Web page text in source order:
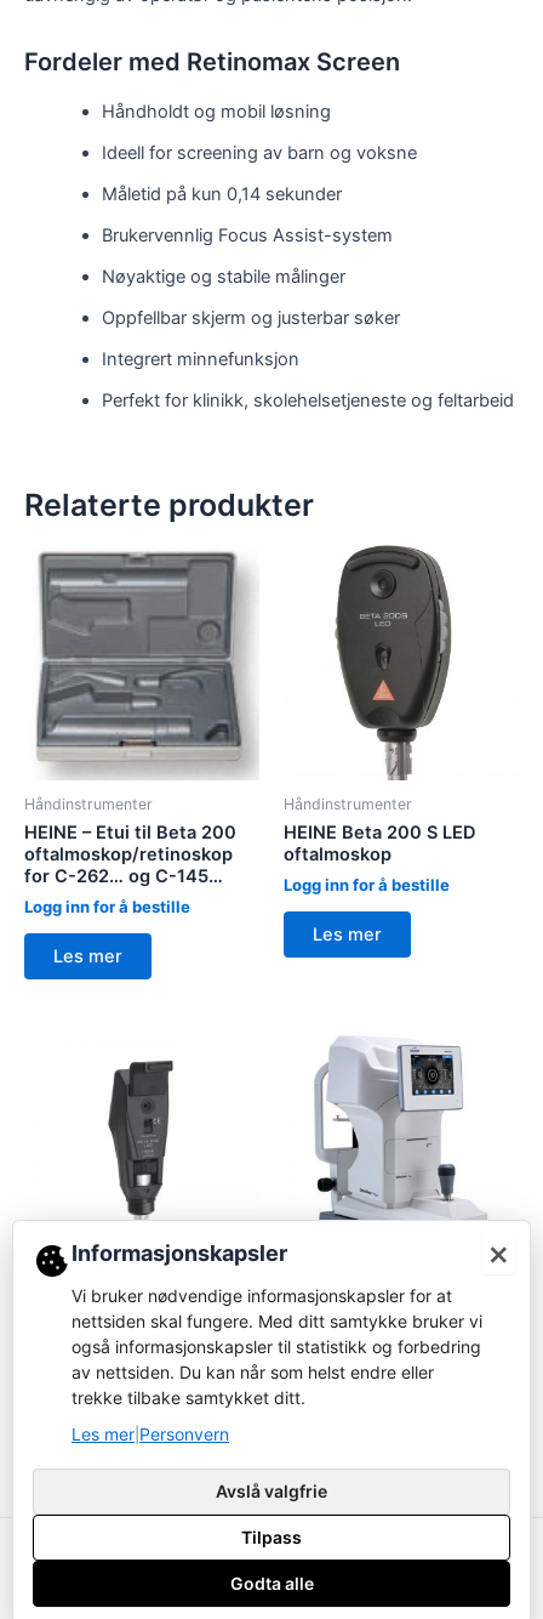
Fordeler med Retinomax Screen
Håndholdt og mobil løsning
Ideell for screening av barn og voksne
Måletid på kun 0,14 sekunder
Brukervennlig Focus Assist-system
Nøyaktige og stabile målinger
Oppfellbar skjerm og justerbar søker
Integrert minnefunksjon
Perfekt for klinikk, skolehelsetjeneste og feltarbeid
Relaterte produkter
Håndinstrumenter
HEINE – Etui til Beta 200
oftalmoskop/retinoskop
for C-262… og C-145…
Logg inn for å bestille
Les mer
Håndinstrumenter
HEINE Beta 200 S LED
oftalmoskop
Logg inn for å bestille
Les mer
Håndinstrumenter
HEINE BETA 200 LED
Retinoskop
Logg inn for å bestille
Les mer
Autorefraktor/Keratometer
OptoChek® Plus – Auto
Refractor + Keratometer
Logg inn for å bestille
Copyright ustyrsavdelingen.no © 2026
×
Informasjonskapsler
Vi bruker nødvendige informasjonskapsler for at
nettsiden skal fungere. Med ditt samtykke bruker vi
også informasjonskapsler til statistikk og forbedring
av nettsiden. Du kan når som helst endre eller
trekke tilbake samtykket ditt.
Les mer Personvern
Avslå valgfrie
Tilpass
Godta alle